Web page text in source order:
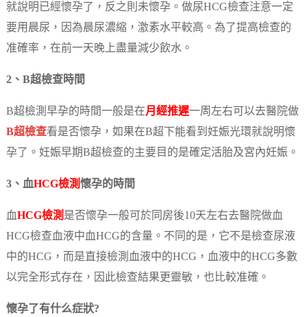
就說明已經懷孕了，反之則未懷孕。做尿HCG檢查注意一定
要用晨尿，因為晨尿濃縮，激素水平較高。為了提高檢查的
准確率，在前一天晚上盡量減少飲水。
2、B超檢查時間
B超檢測早孕的時間一般是在月經推遲一周左右可以去醫院做
B超檢查看是否懷孕，如果在B超下能看到妊娠光環就說明懷
孕了。妊娠早期B超檢查的主要目的是確定活胎及宮內妊娠。
3、血HCG檢測懷孕的時間
血HCG檢測 是否懷孕一般可於同房後10天左右去醫院做血
HCG檢查血液中血HCG的含量。不同的是，它不是檢查尿液
中的HCG，而是直接檢測血液中的HCG，血液中的HCG多數
以完全形式存在，因此檢查結果更靈敏，也比較准確。
懷孕了有什么症狀?